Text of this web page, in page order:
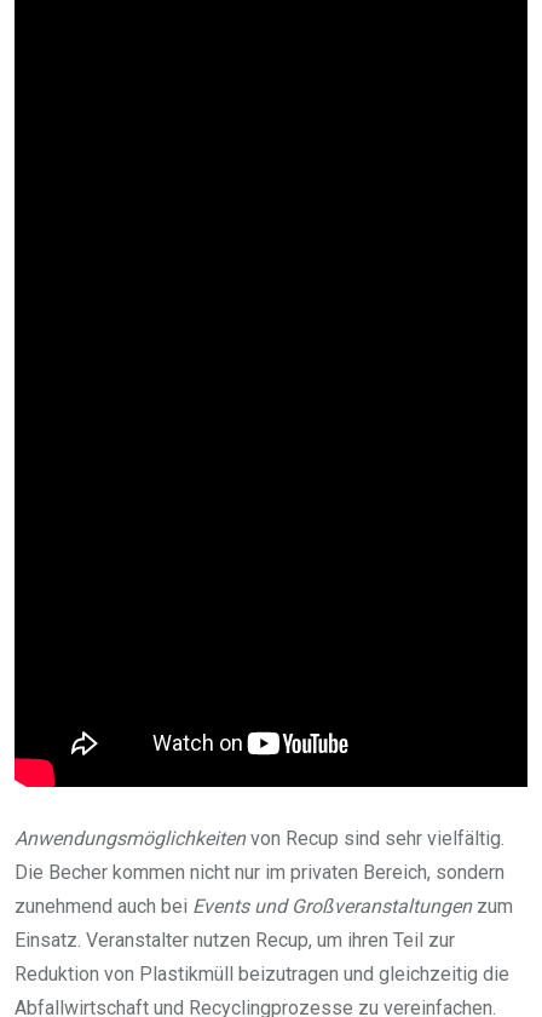
Anwendungsmöglichkeitenvon Recup sind sehr vielfältig.
Die Becher kommen nicht nur im privaten Bereich, sondern
zunehmend auch bei Events und Großveranstaltungenzum
Einsatz. Veranstalter nutzen Recup, um ihren Teil zur
Reduktion von Plastikmüll beizutragen und gleichzeitig die
Abfallwirtschaft und Recyclingprozesse zu vereinfachen.